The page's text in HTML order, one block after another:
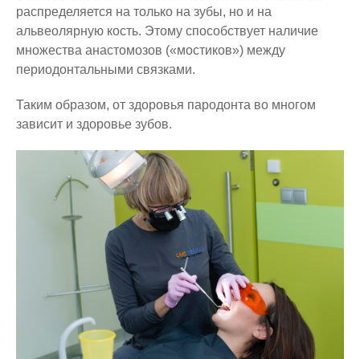
распределяется на только на зубы, но и на
альвеолярную кость. Этому способствует наличие
множества анастомозов («мостиков») между
периодонтальными связками.
Таким образом, от здоровья пародонта во многом
зависит и здоровье зубов.